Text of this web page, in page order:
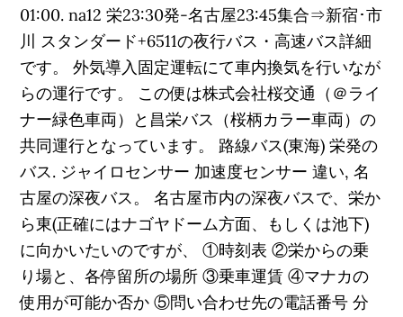
01:00. na12 栄23:30発-名古屋23:45集合⇒新宿･市
川 スタンダード+6511の夜行バス・高速バス詳細
です。 外気導入固定運転にて車内換気を行いなが
らの運行です。 この便は株式会社桜交通（＠ライ
ナー緑色車両）と昌栄バス（桜柄カラー車両）の
共同運行となっています。 路線バス(東海) 栄発の
バス. ジャイロセンサー 加速度センサー 違い, 名
古屋の深夜バス。 名古屋市内の深夜バスで、栄か
ら東(正確にはナゴヤドーム方面、もしくは池下)
に向かいたいのですが、 ①時刻表 ②栄からの乗
り場と、各停留所の場所 ③乗車運賃 ④マナカの
使用が可能か否か ⑤問い合わせ先の電話番号 分